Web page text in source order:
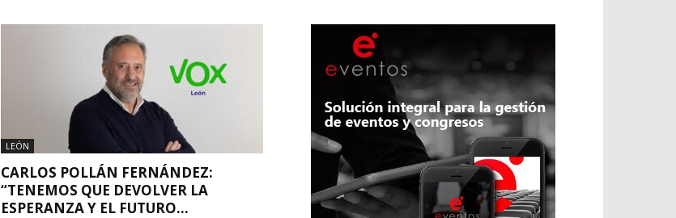
LEÓN
CARLOS POLLÁN FERNÁNDEZ:
“TENEMOS QUE DEVOLVER LA
ESPERANZA Y EL FUTURO...